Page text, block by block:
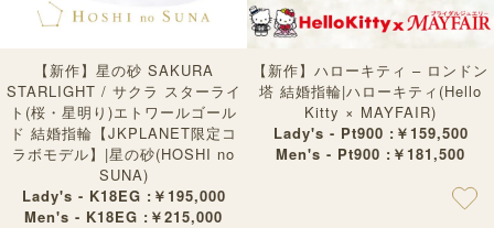
【新作】星の砂 SAKURA
STARLIGHT / サクラ スターライ
ト(桜・星明り)エトワールゴール
ド 結婚指輪【JKPLANET限定コ
ラボモデル】|星の砂(HOSHI no
SUNA)
Lady's - K18EG :￥195,000
Men's - K18EG :￥215,000
【新作】ハローキティ – ロンドン
塔 結婚指輪|ハローキティ(Hello
Kitty × MAYFAIR)
Lady's - Pt900 :￥159,500
Men's - Pt900 :￥181,500